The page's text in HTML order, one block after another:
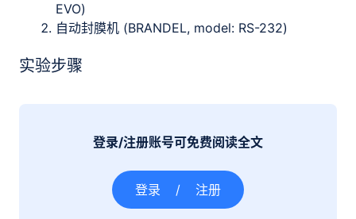
EVO)
自动封膜机 (BRANDEL, model: RS-232)
实验步骤
登录/注册账号可免费阅读全文
登录 / 注册